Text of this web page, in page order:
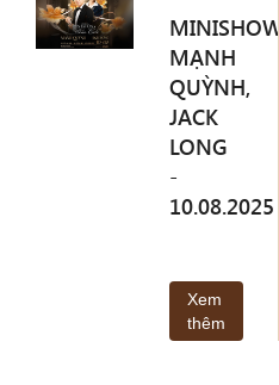
MINISHOW
MẠNH
QUỲNH,
JACK
LONG
-
10.08.2025
Xem
thêm